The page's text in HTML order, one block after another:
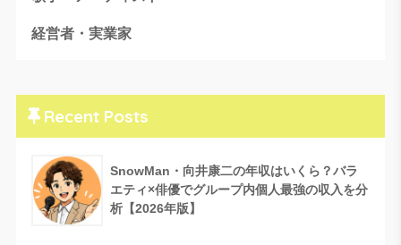
経営者・実業家
Recent Posts
SnowMan・向井康二の年収はいくら？バラ
エティ×俳優でグループ内個人最強の収入を分
析【2026年版】